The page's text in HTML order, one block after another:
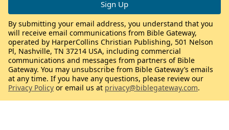
By submitting your email address, you understand that you
will receive email communications from Bible Gateway,
operated by HarperCollins Christian Publishing, 501 Nelson
Pl, Nashville, TN 37214 USA, including commercial
communications and messages from partners of Bible
Gateway. You may unsubscribe from Bible Gateway’s emails
at any time. If you have any questions, please review our
Privacy Policy or email us at privacy@biblegateway.com.